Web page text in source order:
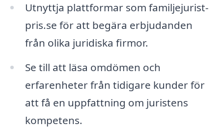
Utnyttja plattformar som familjejurist-
pris.se för att begära erbjudanden
från olika juridiska firmor.
Se till att läsa omdömen och
erfarenheter från tidigare kunder för
att få en uppfattning om juristens
kompetens.